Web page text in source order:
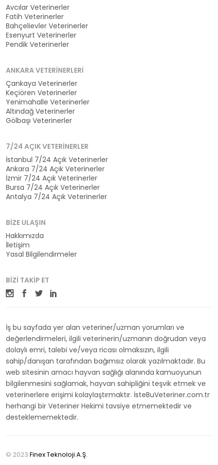
Avcılar Veterinerler
Fatih Veterinerler
Bahçelievler Veterinerler
Esenyurt Veterinerler
Pendik Veterinerler
ANKARA VETERINERLERI
Çankaya Veterinerler
Keçiören Veterinerler
Yenimahalle Veterinerler
Altındağ Veterinerler
Gölbaşı Veterinerler
7/24 AÇIK VETERINERLER
İstanbul 7/24 Açık Veterinerler
Ankara 7/24 Açık Veterinerler
İzmir 7/24 Açık Veterinerler
Bursa 7/24 Açık Veterinerler
Antalya 7/24 Açık Veterinerler
BIZE ULAŞIN
Hakkımızda
İletişim
Yasal Bilgilendirmeler
BIZI TAKIP ET
İş bu sayfada yer alan veteriner/uzman yorumları ve
değerlendirmeleri, ilgili veterinerin/uzmanın doğrudan veya
dolaylı emri, talebi ve/veya ricası olmaksızın, ilgili
sahip/danışan tarafından bağımsız olarak yazılmaktadır. Bu
web sitesinin amacı hayvan sağlığı alanında kamuoyunun
bilgilenmesini sağlamak, hayvan sahipliğini teşvik etmek ve
veterinerlere erişimi kolaylaştırmaktır. İsteBuVeteriner.com.tr
herhangi bir Veteriner Hekimi tavsiye etmemektedir ve
desteklememektedir.
© 2023 Finex Teknoloji A.Ş.